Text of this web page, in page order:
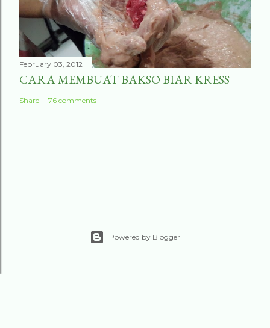
February 03, 2012
CARA MEMBUAT BAKSO BIAR KRESS
Share 76 comments
Powered by Blogger